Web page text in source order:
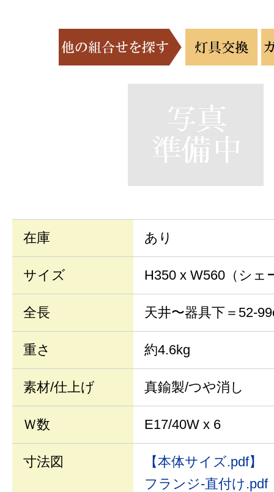
在庫 あり
サイズ H350 x W560（シェ
全長 天井〜器具下＝52-
重さ 約4.6kg
素材/仕上げ 真鍮製/つや消し
Ｗ数 E17/40W x 6
寸法図
【本体サイズ.pdf】
フランジ-直付け.pdf